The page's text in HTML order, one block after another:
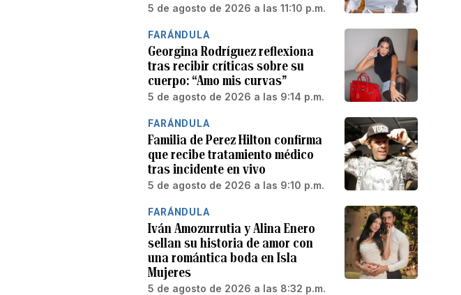
5 de agosto de 2026 a las 11:10 p.m.
FARÁNDULA
Georgina Rodríguez reflexiona
tras recibir críticas sobre su
cuerpo: “Amo mis curvas”
5 de agosto de 2026 a las 9:14 p.m.
FARÁNDULA
Familia de Perez Hilton confirma
que recibe tratamiento médico
tras incidente en vivo
5 de agosto de 2026 a las 9:10 p.m.
FARÁNDULA
Iván Amozurrutia y Alina Enero
sellan su historia de amor con
una romántica boda en Isla
Mujeres
5 de agosto de 2026 a las 8:32 p.m.